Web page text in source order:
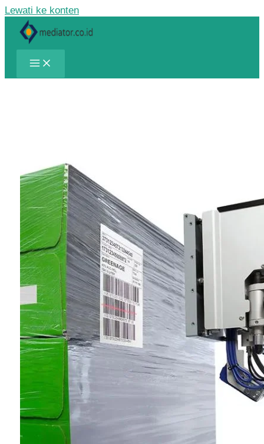
Lewati ke konten